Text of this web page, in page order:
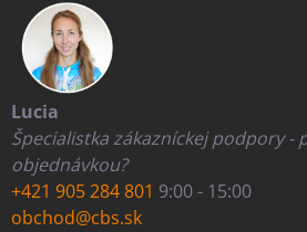
Lucia
Špecialistka zákazníckej podpory -
objednávkou?
+421 905 284 801 9:00 - 15:00
obchod@cbs.sk